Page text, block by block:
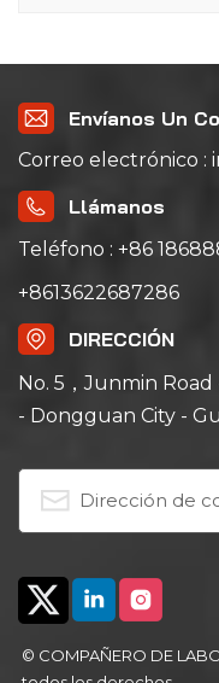
Envíanos Un
Correo electrónico :
Llámanos
Teléfono : +86
+8613622687286
DIRECCIÓN
No. 5，Junmin
- Dongguan City -
© COMPAÑERO DE